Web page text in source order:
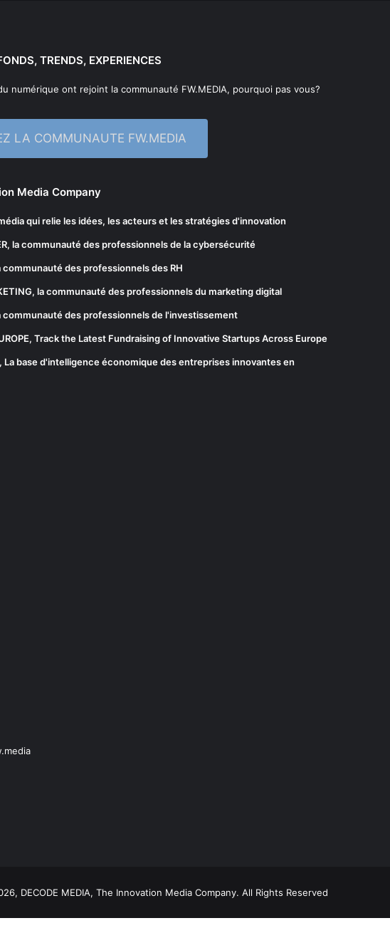
TRENDS, EXPERIENCES
numérique ont rejoint la communauté FW.MEDIA, pourquoi pas vous?
LA COMMUNAUTE FW.MEDIA
Media Company
qui relie les idées, les acteurs et les stratégies d'innovation
, la communauté des professionnels de la cybersécurité
communauté des professionnels des RH
, la communauté des professionnels du marketing digital
communauté des professionnels de l'investissement
, Track the Latest Fundraising of Innovative Startups Across Europe
, La base d'intelligence économique des entreprises innovantes en
DECODE MEDIA, The Innovation Media Company. All Rights Reserved